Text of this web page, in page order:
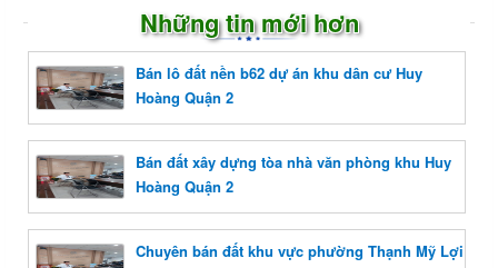
Những tin mới hơn
Bán lô đất nền b62 dự án khu dân cư Huy
Hoàng Quận 2
Bán đất xây dựng tòa nhà văn phòng khu Huy
Hoàng Quận 2
Chuyên bán đất khu vực phường Thạnh Mỹ Lợi